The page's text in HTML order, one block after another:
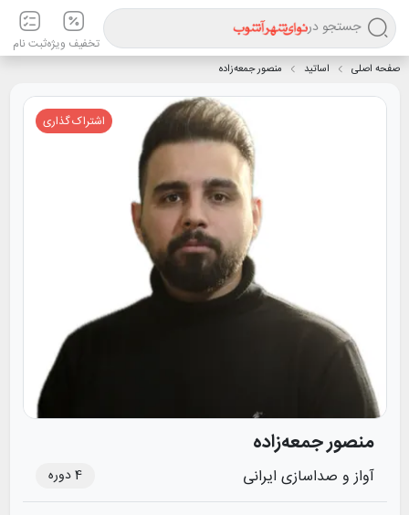
جستجو در
تخفیف ویژهثبت نام
صفحه اصلی اساتید منصور جمعه‌زاده
اشتراک گذاری
منصور جمعه‌زاده
آواز و صداسازی ایرانی 4دوره